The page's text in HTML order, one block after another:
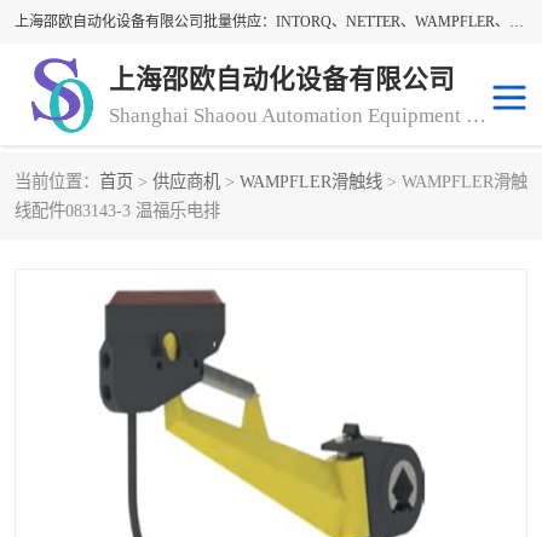
上海邵欧自动化设备有限公司批量供应：INTORQ、NETTER、WAMPFLER、WARNER、WICHITA、三菱离合器、warner离合器、NETTER振动器、WAMPFLER滑触线。上海邵欧自动化设备有限公司提供创新技术与产品解决方案，让客户享有高性价比，优质的产品和服务，我们坚持以持续技术和服务创新为客户不断创造价值。欢迎来电咨询！
上海邵欧自动化设备有限公司
Shanghai Shaoou Automation Equipment Co., Ltd
当前位置： 首页 > 供应商机 > WAMPFLER滑触线 > WAMPFLER滑触
线配件083143-3 温福乐电排
warner离合器
BISON GEAR
LEESON ELECTRIC carlson制动器
MACH III离合器 CLEVELAND